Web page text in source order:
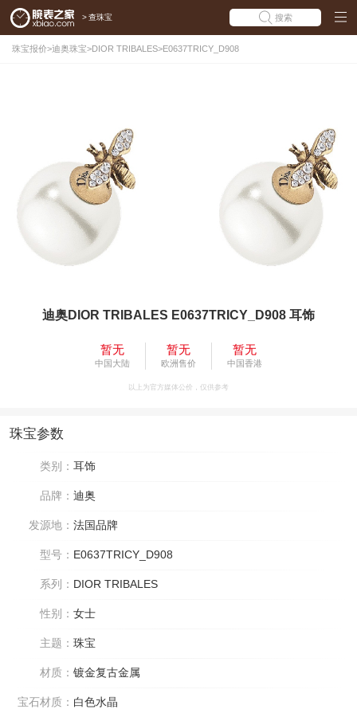
> 查珠宝 搜索
珠宝报价>迪奥珠宝>DIOR TRIBALES>E0637TRICY_D908
迪奥DIOR TRIBALES E0637TRICY_D908 耳饰
暂无
中国大陆
暂无
欧洲售价
暂无
中国香港
以上为官方媒体公价，仅供参考
珠宝参数
类别： 耳饰
品牌： 迪奥
发源地： 法国品牌
型号： E0637TRICY_D908
系列： DIOR TRIBALES
性别： 女士
主题： 珠宝
材质： 镀金复古金属
宝石材质： 白色水晶